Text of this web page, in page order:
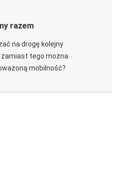
razem
na drogę kolejny
tego można
mobilność?